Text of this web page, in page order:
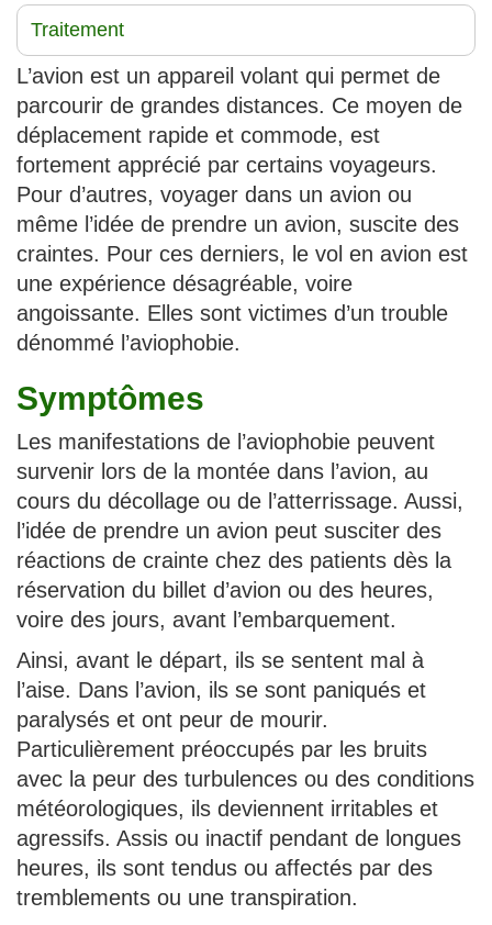
Traitement
L’avion est un appareil volant qui permet de
parcourir de grandes distances. Ce moyen de
déplacement rapide et commode, est
fortement apprécié par certains voyageurs.
Pour d’autres, voyager dans un avion ou
même l’idée de prendre un avion, suscite des
craintes. Pour ces derniers, le vol en avion est
une expérience désagréable, voire
angoissante. Elles sont victimes d’un trouble
dénommé l’aviophobie.
Symptômes
Les manifestations de l’aviophobie peuvent
survenir lors de la montée dans l’avion, au
cours du décollage ou de l’atterrissage. Aussi,
l’idée de prendre un avion peut susciter des
réactions de crainte chez des patients dès la
réservation du billet d’avion ou des heures,
voire des jours, avant l’embarquement.
Ainsi, avant le départ, ils se sentent mal à
l’aise. Dans l’avion, ils se sont paniqués et
paralysés et ont peur de mourir.
Particulièrement préoccupés par les bruits
avec la peur des turbulences ou des conditions
météorologiques, ils deviennent irritables et
agressifs. Assis ou inactif pendant de longues
heures, ils sont tendus ou affectés par des
tremblements ou une transpiration.